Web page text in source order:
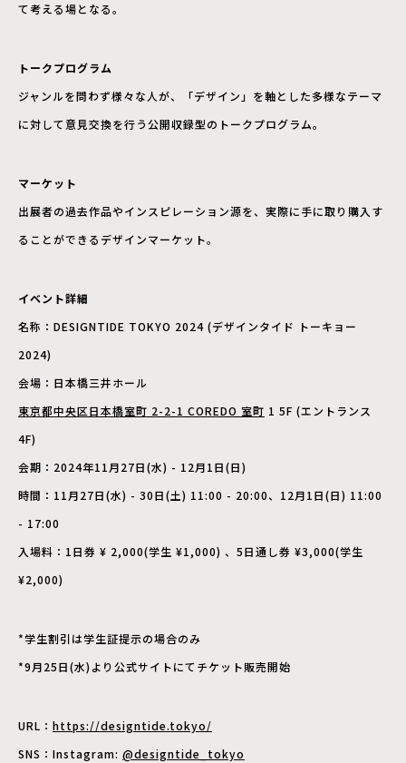
て考える場となる。
トークプログラム
ジャンルを問わず様々な人が、「デザイン」を軸とした多様なテーマ
に対して意見交換を行う公開収録型のトークプログラム。
マーケット
出展者の過去作品やインスピレーション源を、実際に手に取り購入す
ることができるデザインマーケット。
イベント詳細
名称：DESIGNTIDE TOKYO 2024 (デザインタイド トーキョー
2024)
会場：日本橋三井ホール
東京都中央区日本橋室町 2-2-1 COREDO 室町 1 5F (エントランス
4F)
会期：2024年11月27日(水) - 12月1日(日)
時間：11月27日(水) - 30日(土) 11:00 - 20:00、12月1日(日) 11:00
- 17:00
入場料：1日券 ¥ 2,000(学生 ¥1,000) 、5日通し券 ¥3,000(学生
¥2,000)
*学生割引は学生証提示の場合のみ
*9月25日(水)より公式サイトにてチケット販売開始
URL： https://designtide.tokyo/
SNS：Instagram: @designtide_tokyo